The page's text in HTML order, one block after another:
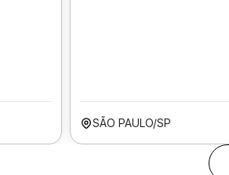
SÃO PAULO/SP